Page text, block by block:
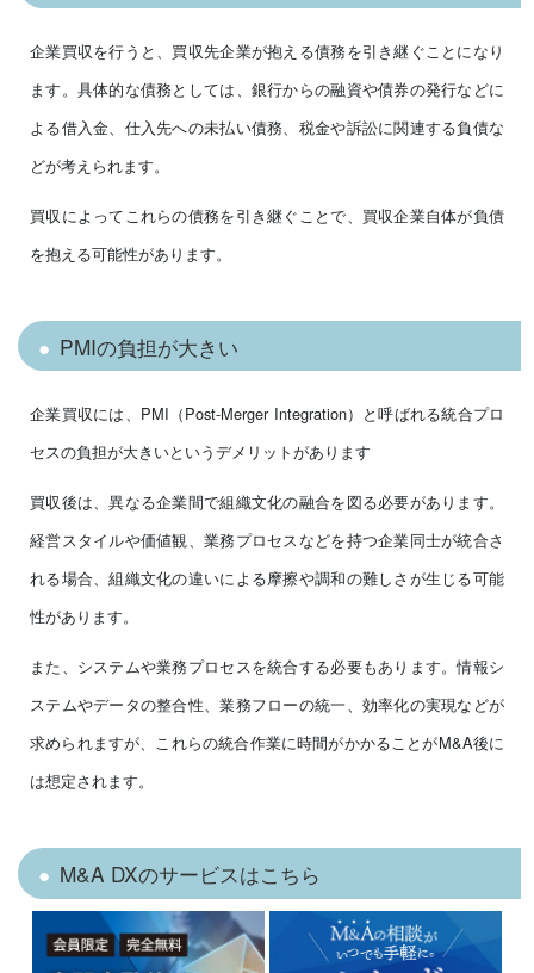
企業買収を行うと、買収先企業が抱える債務を引き継ぐことになり
ます。具体的な債務としては、銀行からの融資や債券の発行などに
よる借入金、仕入先への未払い債務、税金や訴訟に関連する負債な
どが考えられます。
買収によってこれらの債務を引き継ぐことで、買収企業自体が負債
を抱える可能性があります。
PMIの負担が大きい
企業買収には、PMI（Post-Merger Integration）と呼ばれる統合プロ
セスの負担が大きいというデメリットがあります
買収後は、異なる企業間で組織文化の融合を図る必要があります。
経営スタイルや価値観、業務プロセスなどを持つ企業同士が統合さ
れる場合、組織文化の違いによる摩擦や調和の難しさが生じる可能
性があります。
また、システムや業務プロセスを統合する必要もあります。情報シ
ステムやデータの整合性、業務フローの統一、効率化の実現などが
求められますが、これらの統合作業に時間がかかることがM&A後に
は想定されます。
M&A DXのサービスはこちら